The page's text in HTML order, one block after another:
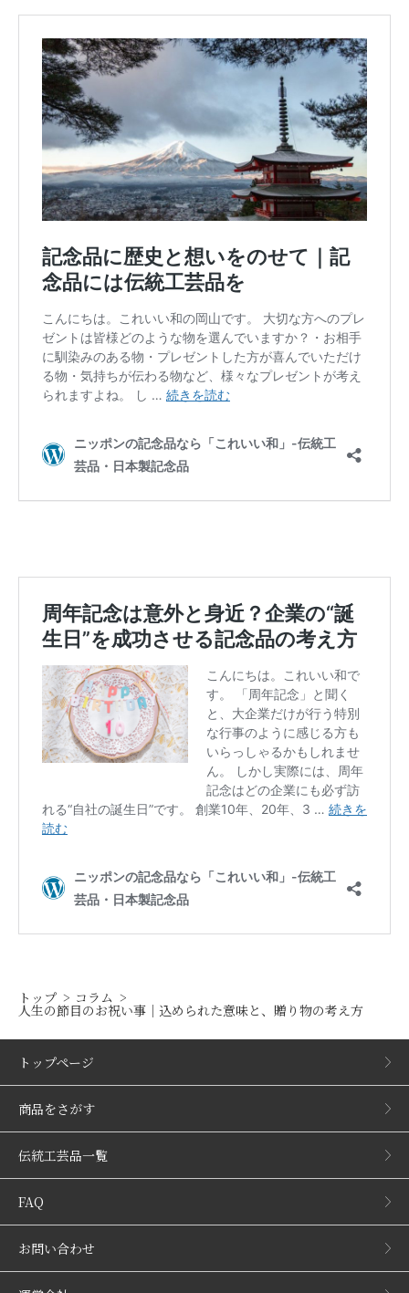
トップ コラム
人生の節目のお祝い事｜込められた意味と、贈り物の考え方
トップページ
商品をさがす
伝統工芸品一覧
FAQ
お問い合わせ